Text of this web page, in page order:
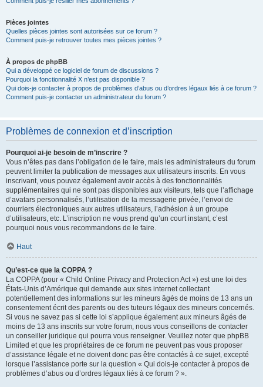
Pièces jointes
Quelles pièces jointes sont autorisées sur ce forum ?
Comment puis-je retrouver toutes mes pièces jointes ?
À propos de phpBB
Qui a développé ce logiciel de forum de discussions ?
Pourquoi la fonctionnalité X n’est pas disponible ?
Qui dois-je contacter à propos de problèmes d’abus ou d’ordres légaux liés à ce forum ?
Comment puis-je contacter un administrateur du forum ?
Problèmes de connexion et d’inscription
Pourquoi ai-je besoin de m’inscrire ?
Vous n’êtes pas dans l’obligation de le faire, mais les administrateurs du forum
peuvent limiter la publication de messages aux utilisateurs inscrits. En vous
inscrivant, vous pouvez également avoir accès à des fonctionnalités
supplémentaires qui ne sont pas disponibles aux visiteurs, tels que l’affichage
d’avatars personnalisés, l’utilisation de la messagerie privée, l’envoi de
courriers électroniques aux autres utilisateurs, l’adhésion à un groupe
d’utilisateurs, etc. L’inscription ne vous prend qu’un court instant, c’est
pourquoi nous vous recommandons de le faire.
Haut
Qu’est-ce que la COPPA ?
La COPPA (pour « Child Online Privacy and Protection Act ») est une loi des
États-Unis d’Amérique qui demande aux sites internet collectant
potentiellement des informations sur les mineurs âgés de moins de 13 ans un
consentement écrit des parents ou des tuteurs légaux des mineurs concernés.
Si vous ne savez pas si cette loi s’applique également aux mineurs âgés de
moins de 13 ans inscrits sur votre forum, nous vous conseillons de contacter
un conseiller juridique qui pourra vous renseigner. Veuillez noter que phpBB
Limited et que les propriétaires de ce forum ne peuvent pas vous proposer
d’assistance légale et ne doivent donc pas être contactés à ce sujet, excepté
lorsque l’assistance porte sur la question « Qui dois-je contacter à propos de
problèmes d’abus ou d’ordres légaux liés à ce forum ? ».